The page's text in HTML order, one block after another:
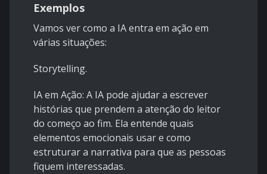
Exemplos
Vamos ver como a IA entra em ação em
várias situações:
Storytelling.
IA em Ação: A IA pode ajudar a escrever
histórias que prendem a atenção do leitor
do começo ao fim. Ela entende quais
elementos emocionais usar e como
estruturar a narrativa para que as pessoas
fiquem interessadas.